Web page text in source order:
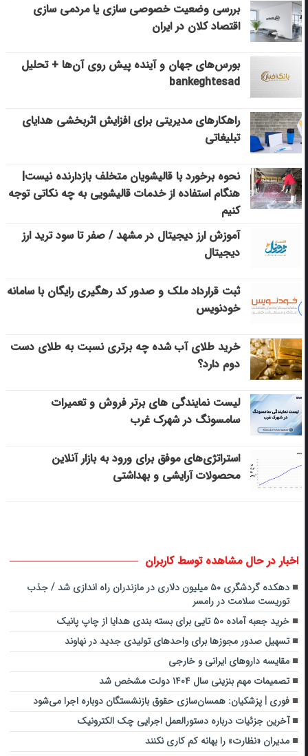
بررسی وضعیت خصوصی سازی یا مردمی سازی
اقتصاد کلان در ایران
بورس‌های جهان و آینده پیش روی آن‌ها + تحلیل
bankeghtesad
راهکارهای مدیریتی برای افزایش اثربخشی هدایای
تبلیغاتی
نحوه برخورد با قالیشویان متخلف بازدارنده نیست|
هنگام استفاده از خدمات قالیشویی به چه نکاتی توجه
کنیم
آموزش ارز دیجیتال در مشهد / صفر تا سود ترید ارز
دیجیتال
ثبت قرارداد ملک و صدور کد رهگیری رایگان با سامانه
خودنویس
خرید طلای آب شده چه برتری نسبت به طلای دست
دوم دارد؟
لیست نمایندگی های برتر فروش و تعمیرات
سامسونگ در شهرک غرب
استراتژی‌های موفق برای ورود به بازار آنلاین
محصولات آرایشی و بهداشتی
اخبار در حال مشاهده توسط کاربران
دهکده گردشگری ۵۰ میلیون دلاری در مازندران راه اندازی شد / جذب
توریست سلامت در رامسر
خرید جعبه آماده ۵۰ تایی برای بسته بندی هدایا از چاپ پانیک
تسهیل صدور مجوزها برای واحدهای تولیدی جدید در نهاوند
مقایسه داروهای ایرانی و خارجی
تصمیمات مهم بنزینی سال ۱۴۰۴ دولت مشخص شد
فوری | پزشکیان: همسان‌سازی حقوق بازنشستگان دوباره اجرا می‌شود
آخرین جزئیات درباره دستورالعمل اجرایی چک الکترونیک
مدیران «نظارت» را بهانه کم کاری نکنند